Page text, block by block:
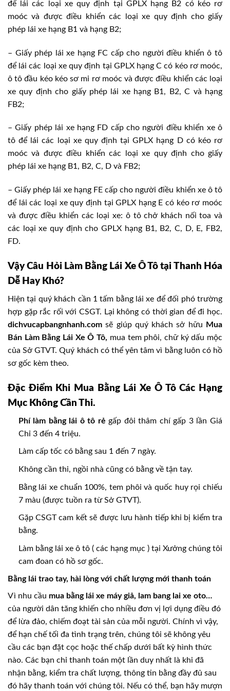
để lái các loại xe quy định tại GPLX hạng B2 có kéo rơ
moóc và được điều khiển các loại xe quy định cho giấy
phép lái xe hạng B1 và hạng B2;
– Giấy phép lái xe hạng FC cấp cho người điều khiển ô tô
để lái các loại xe quy định tại GPLX hạng C có kéo rơ moóc,
ô tô đầu kéo kéo sơ mi rơ moóc và được điều khiển các loại
xe quy định cho giấy phép lái xe hạng B1, B2, C và hạng
FB2;
– Giấy phép lái xe hạng FD cấp cho người điều khiển xe ô
tô để lái các loại xe quy định tại GPLX hạng D có kéo rơ
moóc và được điều khiển các loại xe quy định cho giấy
phép lái xe hạng B1, B2, C, D và FB2;
– Giấy phép lái xe hạng FE cấp cho người điều khiển xe ô tô
để lái các loại xe quy định tại GPLX hạng E có kéo rơ moóc
và được điều khiển các loại xe: ô tô chở khách nối toa và
các loại xe quy định cho GPLX hạng B1, B2, C, D, E, FB2,
FD.
Vậy Câu Hỏi Làm Bằng Lái Xe Ô Tô tại Thanh Hóa
Dễ Hay Khó?
Hiện tại quý khách cần 1 tấm bằng lái xe để đối phó trường
hợp gặp rắc rối với CSGT. Lại không có thời gian để đi học.
dichvucapbangnhanh.com sẽ giúp quý khách sở hữu
Mua
Bán Làm Bằng Lái Xe Ô Tô, mua tem phôi, chữ ký dấu mộc
của Sở GTVT. Quý khách có thể yên tâm vì bằng luôn có hồ
sơ gốc kèm theo.
Đặc Điểm Khi Mua Bằng Lái Xe Ô Tô Các Hạng
Mục Không Cần Thi.
Phí làm bằng lái ô tô rẻ gấp đôi thâm chí gấp 3 lần Giá
Chỉ 3 đến 4 triệu.
Làm cấp tốc có bằng sau 1 đến 7 ngày.
Không cần thi, ngồi nhà cũng có bằng về tận tay.
Bằng lái xe chuẩn 100%, tem phôi và quốc huy rọi chiếu
7 màu (được tuồn ra từ Sở GTVT).
Gặp CSGT cam kết sẽ được lưu hành tiếp khi bị kiểm tra
bằng.
Làm bằng lái xe ô tô ( các hạng mục ) tại Xưởng chúng tôi
cam đoan có hồ sơ gốc.
Bằng lái trao tay, hài lòng với chất lượng mới thanh toán
Vì nhu cầu mua bằng lái xe máy giả, lam bang lai xe oto…
của người dân tăng khiến cho nhiều đơn vị lợi dụng điều đó
để lừa đảo, chiếm đoạt tài sản của mỗi người. Chính vì vậy,
để hạn chế tối đa tình trạng trên, chúng tôi sẽ không yêu
cầu các bạn đặt cọc hoặc thế chấp dưới bất kỳ hình thức
nào. Các bạn chỉ thanh toán một lần duy nhất là khi đã
nhận bằng, kiểm tra chất lượng, thông tin bằng đầy đủ sau
đó hãy thanh toán với chúng tôi. Nếu có thể, bạn hãy mượn